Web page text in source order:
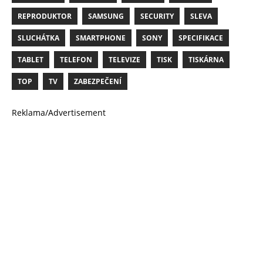
REPRODUKTOR SAMSUNG SECURITY SLEVA
SLUCHÁTKA SMARTPHONE SONY SPECIFIKACE
TABLET TELEFON TELEVIZE TISK TISKÁRNA
TOP TV ZABEZPEČENÍ
Reklama/Advertisement